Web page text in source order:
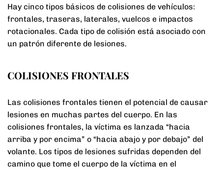
Hay cinco tipos básicos de colisiones de vehículos:
frontales, traseras, laterales, vuelcos e impactos
rotacionales. Cada tipo de colisión está asociado con
un patrón diferente de lesiones.
COLISIONES FRONTALES
Las colisiones frontales tienen el potencial de causar
lesiones en muchas partes del cuerpo. En las
colisiones frontales, la víctima es lanzada “hacia
arriba y por encima” o “hacia abajo y por debajo” del
volante. Los tipos de lesiones sufridas dependen del
camino que tome el cuerpo de la víctima en el